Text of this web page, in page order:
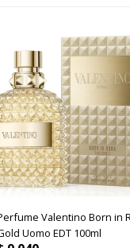
Valentino Born in
Uomo EDT 100ml